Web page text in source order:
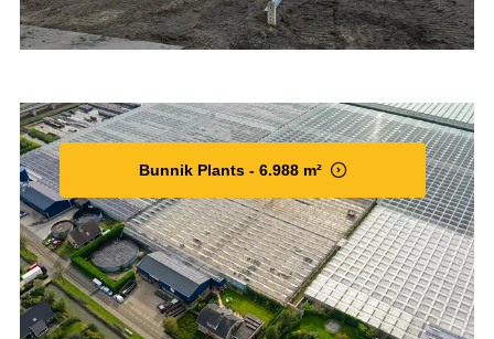
Bunnik Plants - 6.988 m²